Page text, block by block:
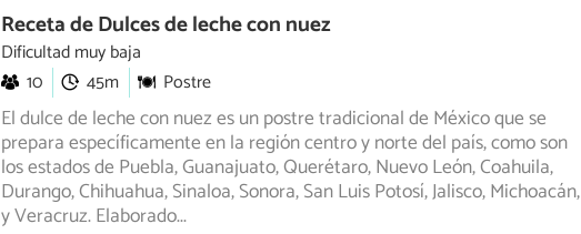
Receta de Dulces de leche con nuez
Dificultad muy baja
10
45m Postre
El dulce de leche con nuez es un postre tradicional de México que se
prepara específicamente en la región centro y norte del país, como son
los estados de Puebla, Guanajuato, Querétaro, Nuevo León, Coahuila,
Durango, Chihuahua, Sinaloa, Sonora, San Luis Potosí, Jalisco, Michoacán,
y Veracruz. Elaborado...